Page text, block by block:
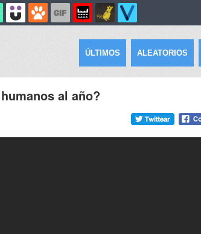
ÚLTIMOS ALEATORIOS
al año?